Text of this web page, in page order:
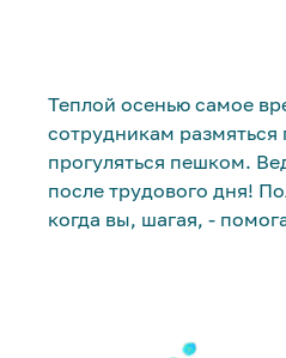
Теплой осенью самое
сотрудникам размяться
прогуляться пешком.
после трудового дня!
когда вы, шагая, -